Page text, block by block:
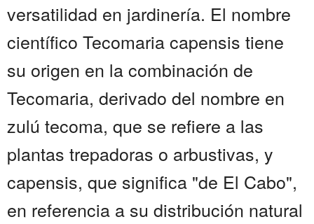
versatilidad en jardinería. El nombre
científico Tecomaria capensis tiene
su origen en la combinación de
Tecomaria, derivado del nombre en
zulú tecoma, que se refiere a las
plantas trepadoras o arbustivas, y
capensis, que significa "de El Cabo",
en referencia a su distribución natural